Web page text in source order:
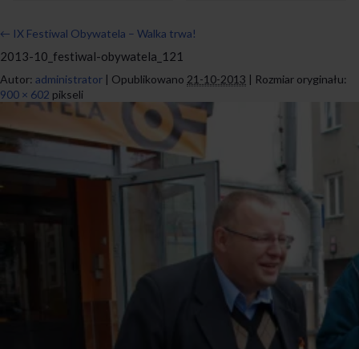
← IX Festiwal Obywatela – Walka trwa!
2013-10_festiwal-obywatela_121
Autor: administrator | Opublikowano 21-10-2013 | Rozmiar oryginału:
900 × 602 pikseli